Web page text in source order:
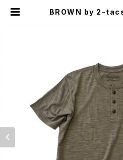
BROWN by 2-tacs /